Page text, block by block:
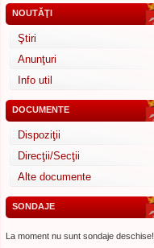
NOUTĂŢI
Ştiri
Anunţuri
Info util
DOCUMENTE
Dispoziţii
Direcţii/Secţii
Alte documente
SONDAJE
La moment nu sunt sondaje deschise!